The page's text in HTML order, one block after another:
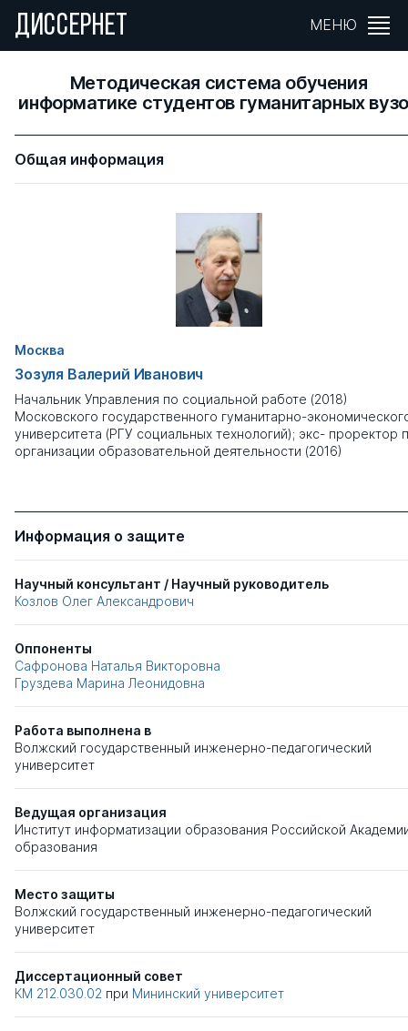
ДИССЕРНЕТ МЕНЮ
Методическая система обучения
информатике студентов гуманитарных
Общая информация
Москва
Зозуля Валерий Иванович
Начальник Управления по социальной работе (2018)
Московского государственного гуманитарно-
университета (РГУ социальных технологий); экс- проректор
организации образовательной деятельности (2016)
Информация о защите
Научный консультант / Научный руководитель
Козлов Олег Александрович
Оппоненты
Сафронова Наталья Викторовна
Груздева Марина Леонидовна
Работа выполнена в
Волжский государственный инженерно-педагогический
университет
Ведущая организация
Институт информатизации образования Российской
образования
Место защиты
Волжский государственный инженерно-педагогический
университет
Диссертационный совет
КМ 212.030.02 при Мининский университет